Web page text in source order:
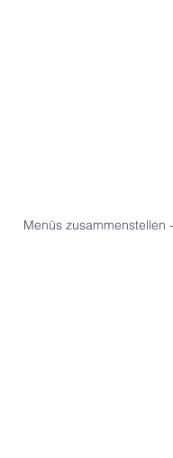
Menüs zusammenstellen